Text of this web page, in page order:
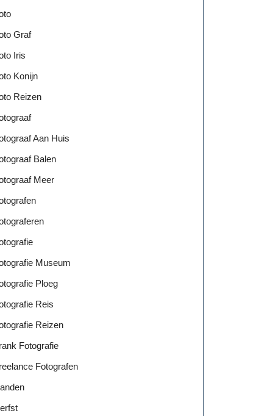
Graf
Iris
Konijn
Reizen
Aan Huis
Balen
Meer
Museum
Ploeg
Reis
Reizen
Fotografie
Fotografen